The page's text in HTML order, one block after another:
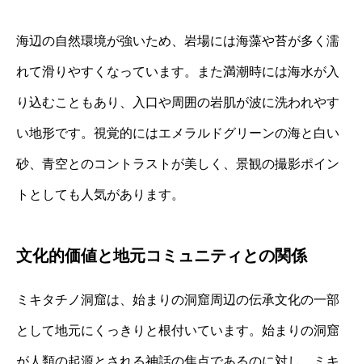
海辺の自然環境が強いため、岩場には海藻や苔が多く濡
れて滑りやすくなっています。また満潮時には海水が入
り込むこともあり、入口や周囲の岩肌が波に洗われやす
い地形です。視覚的にはエメラルドグリーンの海と白い
砂、青空とのコントラストが美しく、景観の撮影ポイン
トとしても人気があります。
文化的価値と地元コミュニティとの関係
ミキタチノ洞窟は、始まりの洞窟周辺の伝承文化の一部
として地元にくっきりと根付いています。始まりの洞窟
が人類の起源とされる神話の焦点であるのに対し、ミキ